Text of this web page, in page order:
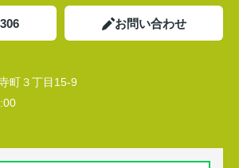
お問い合わせ
町３丁目15-9